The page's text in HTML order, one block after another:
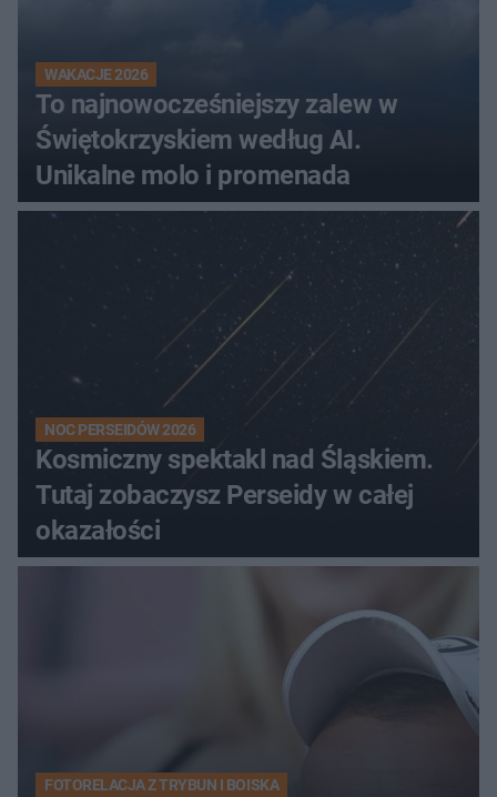
WAKACJE 2026
To najnowocześniejszy zalew w
Świętokrzyskiem według AI.
Unikalne molo i promenada
NOC PERSEIDÓW 2026
Kosmiczny spektakl nad Śląskiem.
Tutaj zobaczysz Perseidy w całej
okazałości
FOTORELACJA Z TRYBUN I BOISKA